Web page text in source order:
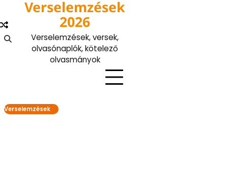
content
Verselemzések
2026
Verselemzések, versek,
olvasónaplók, kötelező
olvasmányok
Verselemzések